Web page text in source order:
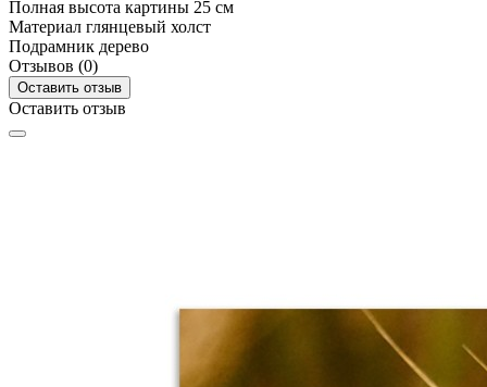
Полная высота картины 25 см
Материал глянцевый холст
Подрамник дерево
Отзывов (0)
Оставить отзыв
Оставить отзыв